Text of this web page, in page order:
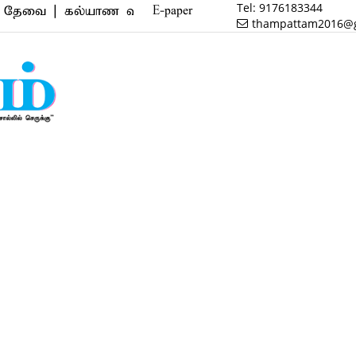
கல்யாண வரன் | மருத்துவம் | வணிகம் | பைனான்ஸ் |
E-paper Tel: 9176183344